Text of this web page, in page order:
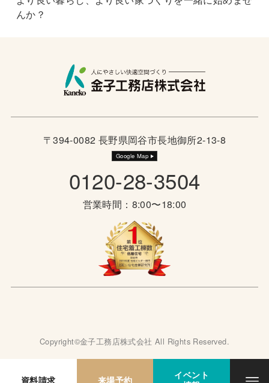
んか？
〒394-0082 長野県岡谷市長地御所2-13-8
Google Map
0120-28-3504
営業時間：8:00〜18:00
Copyright©金子工務店株式会社 All Rights Reserved.
資料請求 来場予約
イベント